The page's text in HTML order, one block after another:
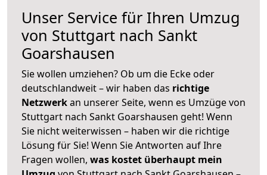
Unser Service für Ihren Umzug
von Stuttgart nach Sankt
Goarshausen
Sie wollen umziehen? Ob um die Ecke oder
deutschlandweit – wir haben das richtige
Netzwerkan unserer Seite, wenn es Umzüge von
Stuttgart nach Sankt Goarshausen geht! Wenn
Sie nicht weiterwissen – haben wir die richtige
Lösung für Sie! Wenn Sie Antworten auf Ihre
Fragen wollen, was kostet überhaupt mein